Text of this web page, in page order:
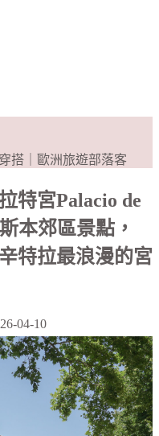
搭｜歐洲旅遊部落客
特宮Palacio de
本郊區景點，
特拉最浪漫的宮
04-10